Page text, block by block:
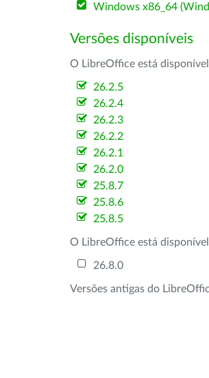
Windows x86_64
Versões disponíveis
O LibreOffice está
26.2.5
26.2.4
26.2.3
26.2.2
26.2.1
26.2.0
25.8.7
25.8.6
25.8.5
O LibreOffice está
26.8.0
Versões antigas do